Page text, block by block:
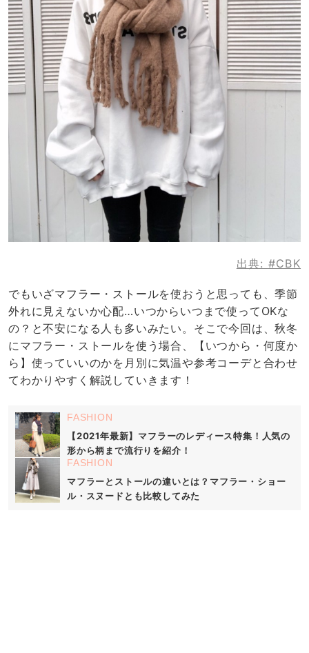
出典: #CBK
でもいざマフラー・ストールを使おうと思っても、季節
外れに見えないか心配…いつからいつまで使ってOKな
の？と不安になる人も多いみたい。そこで今回は、秋冬
にマフラー・ストールを使う場合、【いつから・何度か
ら】使っていいのかを月別に気温や参考コーデと合わせ
てわかりやすく解説していきます！
FASHION
【2021年最新】マフラーのレディース特集！人気の
形から柄まで流行りを紹介！
FASHION
マフラーとストールの違いとは？マフラー・ショー
ル・スヌードとも比較してみた